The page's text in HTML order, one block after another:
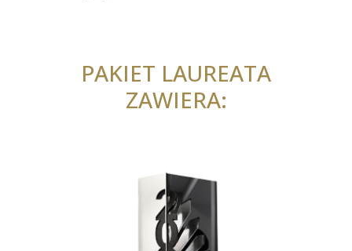
PAKIET LAUREATA
ZAWIERA: